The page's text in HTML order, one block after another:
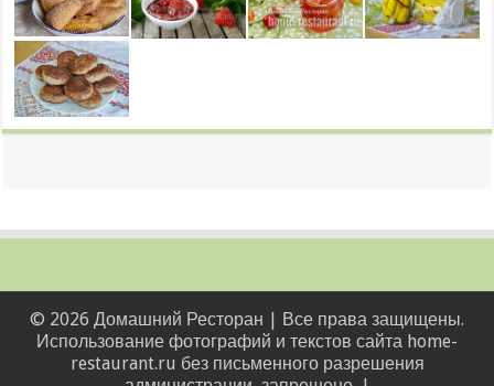
© 2026 Домашний Ресторан | Все права защищены.
Использование фотографий и текстов сайта home-
restaurant.ru без письменного разрешения